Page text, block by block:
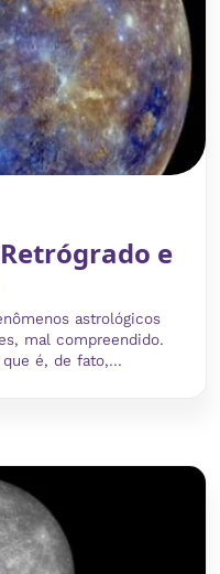
e
astrológicos
mal compreendido.
é, de fato,...